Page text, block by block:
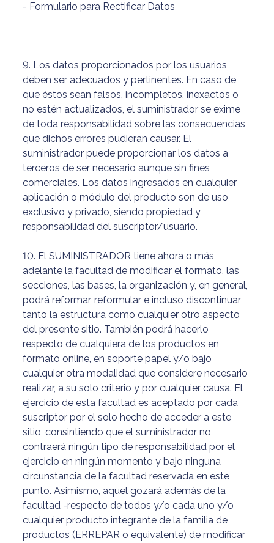
- Formulario para Rectificar Datos
9. Los datos proporcionados por los usuarios
deben ser adecuados y pertinentes. En caso de
que éstos sean falsos, incompletos, inexactos o
no estén actualizados, el suministrador se exime
de toda responsabilidad sobre las consecuencias
que dichos errores pudieran causar. El
suministrador puede proporcionar los datos a
terceros de ser necesario aunque sin fines
comerciales. Los datos ingresados en cualquier
aplicación o módulo del producto son de uso
exclusivo y privado, siendo propiedad y
responsabilidad del suscriptor/usuario.
10. El SUMINISTRADOR tiene ahora o más
adelante la facultad de modificar el formato, las
secciones, las bases, la organización y, en general,
podrá reformar, reformular e incluso discontinuar
tanto la estructura como cualquier otro aspecto
del presente sitio. También podrá hacerlo
respecto de cualquiera de los productos en
formato online, en soporte papel y/o bajo
cualquier otra modalidad que considere necesario
realizar, a su solo criterio y por cualquier causa. El
ejercicio de esta facultad es aceptado por cada
suscriptor por el solo hecho de acceder a este
sitio, consintiendo que el suministrador no
contraerá ningún tipo de responsabilidad por el
ejercicio en ningún momento y bajo ninguna
circunstancia de la facultad reservada en este
punto. Asimismo, aquel gozará además de la
facultad -respecto de todos y/o cada uno y/o
cualquier producto integrante de la familia de
productos (ERREPAR o equivalente) de modificar